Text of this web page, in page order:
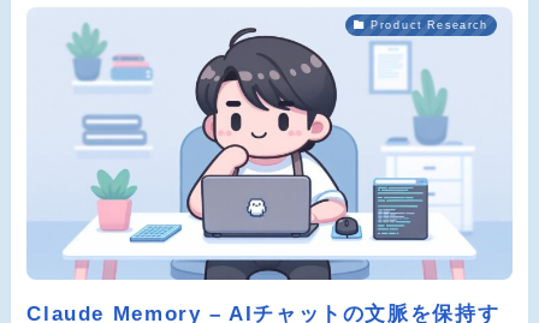
Product Research
Claude Memory – AIチャットの文脈を保持す